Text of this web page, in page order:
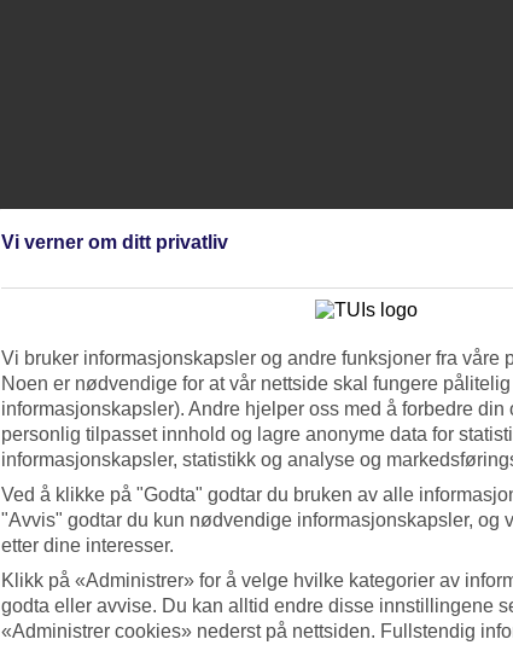
Vi verner om ditt privatliv
Vi bruker informasjonskapsler og andre funksjoner fra våre
Noen er nødvendige for at vår nettside skal fungere
informasjonskapsler). Andre hjelper oss med å forbedre din
personlig tilpasset innhold og lagre anonyme data for
informasjonskapsler, statistikk og analyse og
Ved å klikke på "Godta" godtar du bruken av alle
"Avvis" godtar du kun nødvendige informasjonskapsler, og
etter dine interesser.
Klikk på «Administrer» for å velge hvilke kategorier av
godta eller avvise. Du kan alltid endre disse innstillingene
«Administrer cookies» nederst på nettsiden. Fullstendig